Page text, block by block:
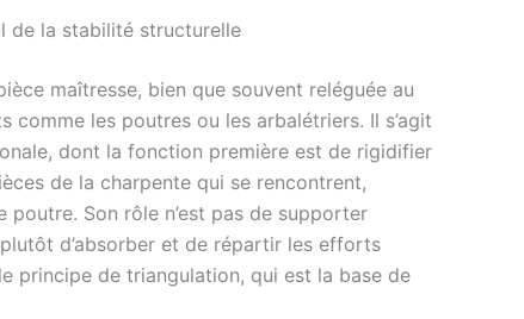
de la stabilité structurelle
maîtresse, bien que souvent reléguée au
les poutres ou les arbalétriers. Il s’agit
dont la fonction première est de rigidifier
de la charpente qui se rencontrent,
Son rôle n’est pas de supporter
d’absorber et de répartir les efforts
principe de triangulation, qui est la base de